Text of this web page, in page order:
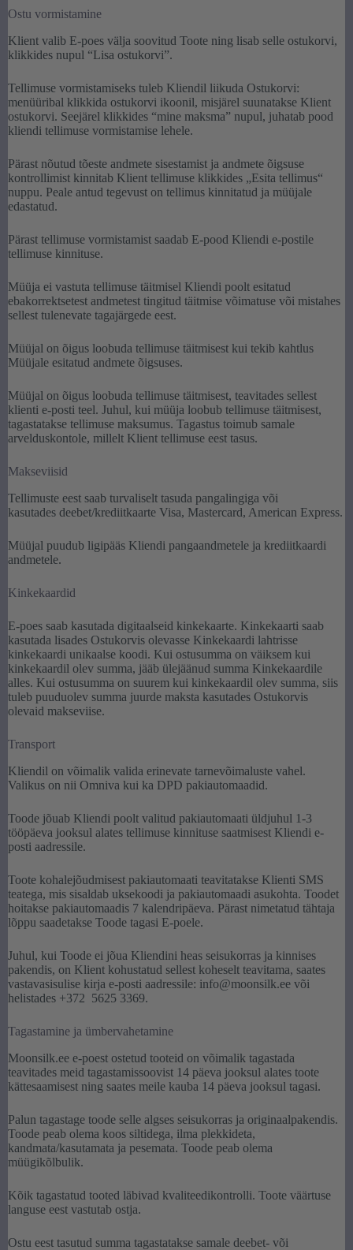
Ostu vormistamine
Klient valib E-poes välja soovitud Toote ning lisab selle ostukorvi,
klikkides nupul “Lisa ostukorvi”.
Tellimuse vormistamiseks tuleb Kliendil liikuda Ostukorvi:
menüüribal klikkida ostukorvi ikoonil, misjärel suunatakse Klient
ostukorvi. Seejärel klikkides “mine maksma” nupul, juhatab pood
kliendi tellimuse vormistamise lehele.
Pärast nõutud tõeste andmete sisestamist ja andmete õigsuse
kontrollimist kinnitab Klient tellimuse klikkides „Esita tellimus“
nuppu. Peale antud tegevust on tellimus kinnitatud ja müüjale
edastatud.
Pärast tellimuse vormistamist saadab E-pood Kliendi e-postile
tellimuse kinnituse.
Müüja ei vastuta tellimuse täitmisel Kliendi poolt esitatud
ebakorrektsetest andmetest tingitud täitmise võimatuse või mistahes
sellest tulenevate tagajärgede eest.
Müüjal on õigus loobuda tellimuse täitmisest kui tekib kahtlus
Müüjale esitatud andmete õigsuses.
Müüjal on õigus loobuda tellimuse täitmisest, teavitades sellest
klienti e-posti teel. Juhul, kui müüja loobub tellimuse täitmisest,
tagastatakse tellimuse maksumus. Tagastus toimub samale
arvelduskontole, millelt Klient tellimuse eest tasus.
Makseviisid
Tellimuste eest saab turvaliselt tasuda pangalingiga või
kasutades deebet/krediitkaarte Visa, Mastercard, American Express.
Müüjal puudub ligipääs Kliendi pangaandmetele ja krediitkaardi
andmetele.
Kinkekaardid
E-poes saab kasutada digitaalseid kinkekaarte. Kinkekaarti saab
kasutada lisades Ostukorvis olevasse Kinkekaardi lahtrisse
kinkekaardi unikaalse koodi. Kui ostusumma on väiksem kui
kinkekaardil olev summa, jääb ülejäänud summa Kinkekaardile
alles. Kui ostusumma on suurem kui kinkekaardil olev summa, siis
tuleb puuduolev summa juurde maksta kasutades Ostukorvis
olevaid makseviise.
Transport
Kliendil on võimalik valida erinevate tarnevõimaluste vahel.
Valikus on nii Omniva kui ka DPD pakiautomaadid.
Toode jõuab Kliendi poolt valitud pakiautomaati üldjuhul 1-3
tööpäeva jooksul alates tellimuse kinnituse saatmisest Kliendi e-
posti aadressile.
Toote kohalejõudmisest pakiautomaati teavitatakse Klienti SMS
teatega, mis sisaldab uksekoodi ja pakiautomaadi asukohta. Toodet
hoitakse pakiautomaadis 7 kalendripäeva. Pärast nimetatud tähtaja
lõppu saadetakse Toode tagasi E-poele.
Juhul, kui Toode ei jõua Kliendini heas seisukorras ja kinnises
pakendis, on Klient kohustatud sellest koheselt teavitama, saates
vastavasisulise kirja e-posti aadressile: info@moonsilk.ee või
helistades +372 5625 3369.
Tagastamine ja ümbervahetamine
Moonsilk.ee e-poest ostetud tooteid on võimalik tagastada
teavitades meid tagastamissoovist 14 päeva jooksul alates toote
kättesaamisest ning saates meile kauba 14 päeva jooksul tagasi.
Palun tagastage toode selle algses seisukorras ja originaalpakendis.
Toode peab olema koos siltidega, ilma plekkideta,
kandmata/kasutamata ja pesemata. Toode peab olema
müügikõlbulik.
Kõik tagastatud tooted läbivad kvaliteedikontrolli. Toote väärtuse
languse eest vastutab ostja.
Ostu eest tasutud summa tagastatakse samale deebet- või